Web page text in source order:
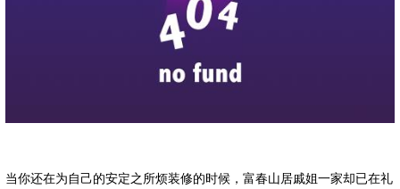
当你还在为自己的安定之所烦装修的时候，富春山居戚姐一家却已在礼